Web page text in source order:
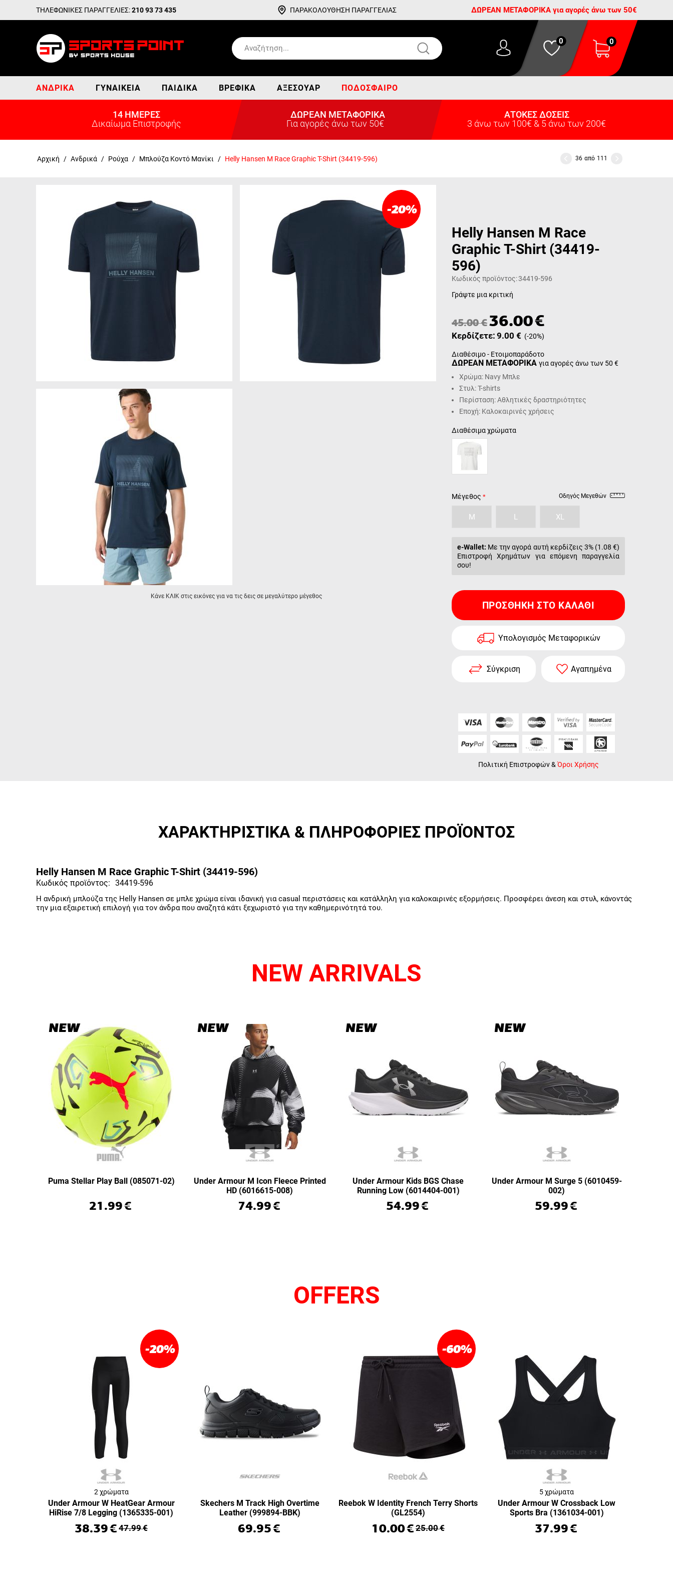
ΤΗΛΕΦΩΝΙΚΕΣ ΠΑΡΑΓΓΕΛΙΕΣ:210 93 73 435 ΠΑΡΑΚΟΛΟΥΘΗΣΗ ΠΑΡΑΓΓΕΛΙΑΣ ΔΩΡΕΑΝ ΜΕΤΑΦΟΡΙΚΑ για αγορές άνω των 50€
0 0
ΑΝΔΡΙΚΆ ΓΥΝΑΙΚΕΊΑ ΠΑΙΔΙΚΆ ΒΡΕΦΙΚΆ ΑΞΕΣΟΥΆΡ ΠΟΔΌΣΦΑΙΡΟ
14 ΗΜΕΡΕΣ
Δικαίωμα Επιστροφής
ΔΩΡΕΑΝ ΜΕΤΑΦΟΡΙΚΑ
Για αγορές άνω των 50€
ΑΤΟΚΕΣ ΔΟΣΕΙΣ
3 άνω των 100€ & 5 άνω των 200€
Αρχική / Ανδρικά / Ρούχα / Μπλούζα Κοντό Μανίκι / Helly Hansen M Race Graphic T-Shirt (34419-596) 36 από 111
Κάνε ΚΛΙΚ στις εικόνες για να τις δεις σε μεγαλύτερο μέγεθος
-20%
Helly Hansen M Race
Graphic T-Shirt (34419-
596)
Κωδικός προϊόντος:34419-596
Γράψτε μια κριτική
45.00€36.00€
Κερδίζετε: 9.00 € (-20%)
Διαθέσιμο - Ετοιμοπαράδοτο
ΔΩΡΕΑΝ ΜΕΤΑΦΟΡΙΚΑ για αγορές άνω των 50 €
Χρώμα: Navy Μπλε
Στυλ: T-shirts
Περίσταση: Αθλητικές δραστηριότητες
Εποχή: Καλοκαιρινές χρήσεις
Διαθέσιμα χρώματα
Οδηγός Μεγεθών
Μέγεθος
M L XL
e-Wallet: Με την αγορά αυτή κερδίζεις 3% (1.08 €)
Επιστροφή Χρημάτων για επόμενη παραγγελία
σου!
ΠΡΟΣΘΉΚΗ ΣΤΟ ΚΑΛΆΘΙ
Υπολογισμός Μεταφορικών
Σύγκριση Αγαπημένα
Πολιτική Επιστροφών& Όροι Χρήσης
ΧΑΡΑΚΤΗΡΙΣΤΙΚΑ & ΠΛΗΡΟΦΟΡΙΕΣ ΠΡΟΪΟΝΤΟΣ
Helly Hansen M Race Graphic T-Shirt (34419-596)
Κωδικός προϊόντος: 34419-596
Η ανδρική μπλούζα της Helly Hansen σε μπλε χρώμα είναι ιδανική για casual περιστάσεις και κατάλληλη για καλοκαιρινές εξορμήσεις. Προσφέρει άνεση και στυλ, κάνοντάς
την μια εξαιρετική επιλογή για τον άνδρα που αναζητά κάτι ξεχωριστό για την καθημερινότητά του.
NEW ARRIVALS
NEW
Puma Stellar Play Ball (085071-02)
21.99€
NEW
Under Armour M Icon Fleece Printed
HD (6016615-008)
74.99€
NEW
Under Armour Kids BGS Chase
Running Low (6014404-001)
54.99€
NEW
Under Armour M Surge 5 (6010459-
002)
59.99€
OFFERS
-20%
2 χρώματα
Under Armour W HeatGear Armour
HiRise 7/8 Legging (1365335-001)
38.39€ 47.99€
Skechers M Track High Overtime
Leather (999894-BBK)
69.95€
-60%
Reebok W Identity French Terry Shorts
(GL2554)
10.00€ 25.00€
5 χρώματα
Under Armour W Crossback Low
Sports Bra (1361034-001)
37.99€